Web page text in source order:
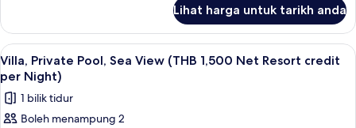
Resort
credit
per
Night)
Villa
(THB
1,500
Net
Resort
credit
per
Lihat harga untuk tarikh anda
Lihat
semua
foto
untuk
Villa,
5
Villa, Private Pool, Sea View (THB 1,500 Net Resort credit
per Night)
1 bilik tidur
Boleh menampung 2